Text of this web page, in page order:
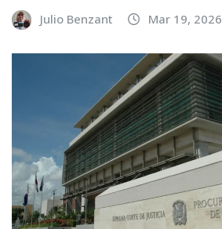
Julio Benzant Mar 19, 2026